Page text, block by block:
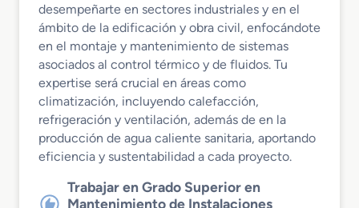
desempeñarte en sectores industriales y en el
ámbito de la edificación y obra civil, enfocándote
en el montaje y mantenimiento de sistemas
asociados al control térmico y de fluidos. Tu
expertise será crucial en áreas como
climatización, incluyendo calefacción,
refrigeración y ventilación, además de en la
producción de agua caliente sanitaria, aportando
eficiencia y sustentabilidad a cada proyecto.
Trabajar en Grado Superior en
Mantenimiento de Instalaciones